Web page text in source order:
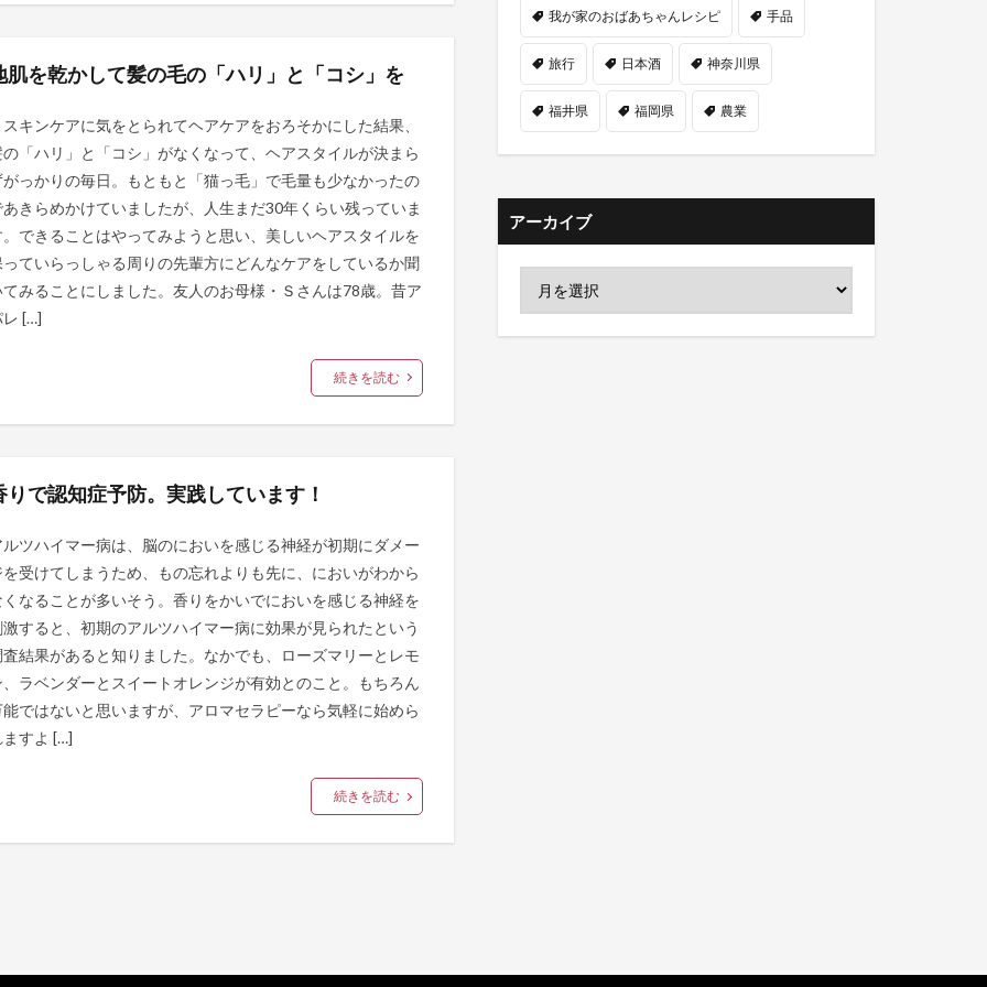
肌を乾かして髪の毛の「ハリ」と「コシ」を
キンケアに気をとられてヘアケアをおろそかにした結果、
の「ハリ」と「コシ」がなくなって、ヘアスタイルが決まら
がっかりの毎日。もともと「猫っ毛」で毛量も少なかったの
あきらめかけていましたが、人生まだ30年くらい残っていま
。できることはやってみようと思い、美しいヘアスタイルを
っていらっしゃる周りの先輩方にどんなケアをしているか聞
てみることにしました。友人のお母様・Ｓさんは78歳。昔ア
レ […]
続きを読む
りで認知症予防。実践しています！
ルツハイマー病は、脳のにおいを感じる神経が初期にダメー
を受けてしまうため、もの忘れよりも先に、においがわから
くなることが多いそう。香りをかいでにおいを感じる神経を
激すると、初期のアルツハイマー病に効果が見られたという
査結果があると知りました。なかでも、ローズマリーとレモ
、ラベンダーとスイートオレンジが有効とのこと。もちろん
能ではないと思いますが、アロマセラピーなら気軽に始めら
ますよ […]
続きを読む
我が家のおばあちゃんレシピ 手品
旅行 日本酒 神奈川県
福井県 福岡県 農業
アーカイブ